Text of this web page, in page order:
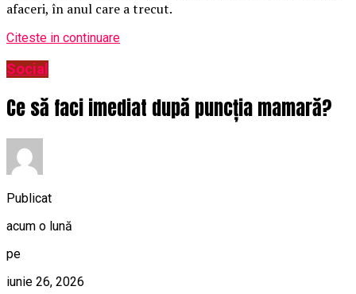
afaceri, în anul care a trecut.
Citeste in continuare
Social
Ce să faci imediat după puncția mamară?
Publicat
acum o lună
pe
iunie 26, 2026